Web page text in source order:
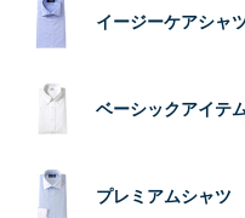
イージーケアシャ
ベーシックアイテ
プレミアムシャツ